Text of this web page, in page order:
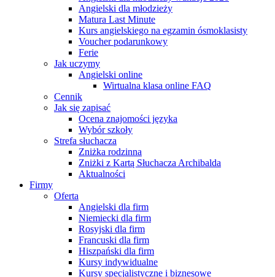
Angielski dla młodzieży
Matura Last Minute
Kurs angielskiego na egzamin ósmoklasisty
Voucher podarunkowy
Ferie
Jak uczymy
Angielski online
Wirtualna klasa online FAQ
Cennik
Jak się zapisać
Ocena znajomości języka
Wybór szkoły
Strefa słuchacza
Zniżka rodzinna
Zniżki z Kartą Słuchacza Archibalda
Aktualności
Firmy
Oferta
Angielski dla firm
Niemiecki dla firm
Rosyjski dla firm
Francuski dla firm
Hiszpański dla firm
Kursy indywidualne
Kursy specjalistyczne i biznesowe